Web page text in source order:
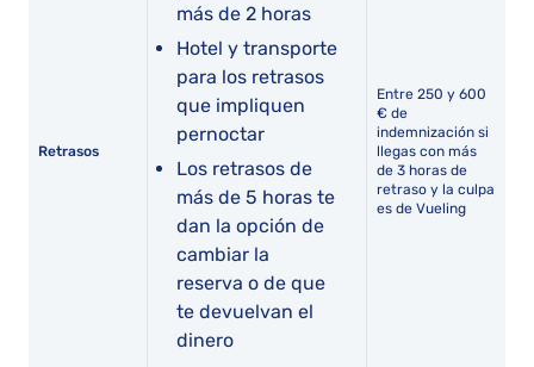
Retrasos
más de 2 horas
Hotel y transporte
para los retrasos
que impliquen
pernoctar
Los retrasos de
más de 5 horas te
dan la opción de
cambiar la
reserva o de que
te devuelvan el
dinero
Entre 250 y 600
€ de
indemnización si
llegas con más
de 3 horas de
retraso y la culpa
es de Vueling